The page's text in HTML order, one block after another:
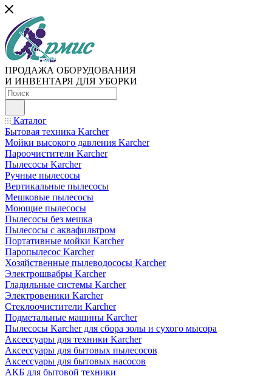
ПРОДАЖА ОБОРУДОВАНИЯ
И ИНВЕНТАРЯ ДЛЯ УБОРКИ
Каталог
Бытовая техника Karcher
Мойки высокого давления Karcher
Пароочистители Karcher
Пылесосы Karcher
Ручные пылесосы
Вертикальные пылесосы
Мешковые пылесосы
Моющие пылесосы
Пылесосы без мешка
Пылесосы с аквафильтром
Портативные мойки Karcher
Паропылесос Karcher
Хозяйственные пылеводососы Karcher
Электрошвабры Karcher
Гладильные системы Karcher
Электровеники Karcher
Стеклоочистители Karcher
Подметальные машины Karcher
Пылесосы Karcher для сбора золы и сухого мысора
Аксессуары для техники Karcher
Аксессуары для бытовых пылесосов
Аксессуары для бытовых насосов
АКБ для бытовой техники